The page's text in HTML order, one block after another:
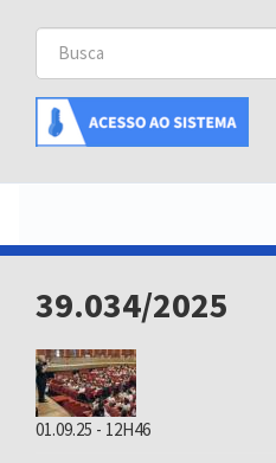
Buscar
Busca
39.034/2025
01.09.25 - 12H46